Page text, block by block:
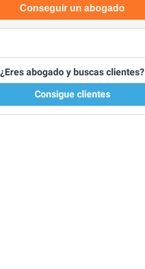
Conseguir un abogado
¿Eres abogado y buscas clientes?
Consigue clientes